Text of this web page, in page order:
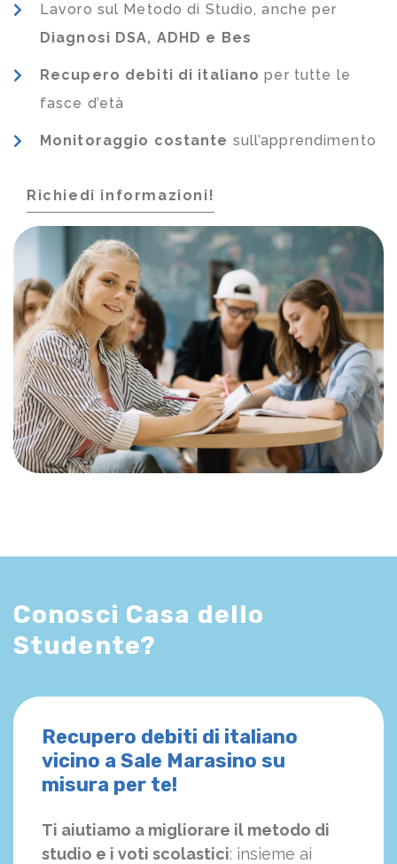
Lavoro sul Metodo di Studio, anche per
Diagnosi DSA, ADHD e Bes
Recupero debiti di italiano per tutte le
fasce d’età
Monitoraggio costante sull’apprendimento
Richiedi informazioni!
Conosci Casa dello
Studente?
Recupero debiti di italiano
vicino a Sale Marasino su
misura per te!
Ti aiutiamo a migliorare il metodo di
studio e i voti scolastici: insieme ai